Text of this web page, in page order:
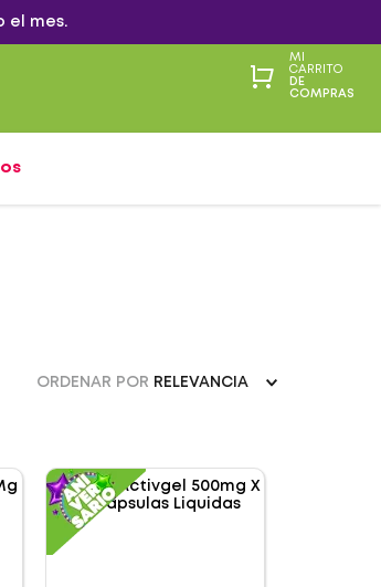
el mes.
MI
CARRITO
DE
COMPRAS
ORDENAR POR RELEVANCIA